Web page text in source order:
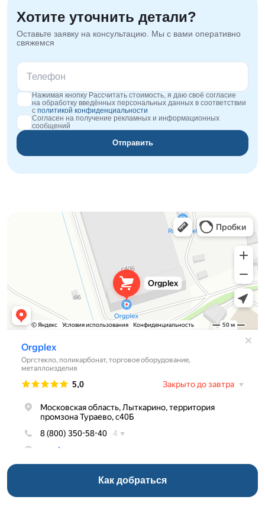
Хотите уточнить детали?
Оставьте заявку на консультацию. Мы с вами оперативно
свяжемся
Нажимая кнопку Рассчитать стоимость, я даю своё согласие
на обработку введённых персональных данных в соответствии
с политикой конфиденциальности
Согласен на получение рекламных и информационных
сообщений
Отправить
Orgplex
Оргстекло, поликарбонат в Лыткарине
Торговое оборудование в Лыткарине
Как добраться